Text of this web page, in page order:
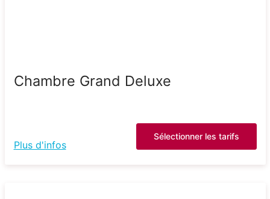
Chambre Grand Deluxe
Plus d'infos
Sélectionner les tarifs